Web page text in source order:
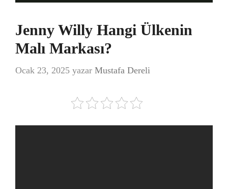
Jenny Willy Hangi Ülkenin
Malı Markası?
Ocak 23, 2025 yazar Mustafa Dereli